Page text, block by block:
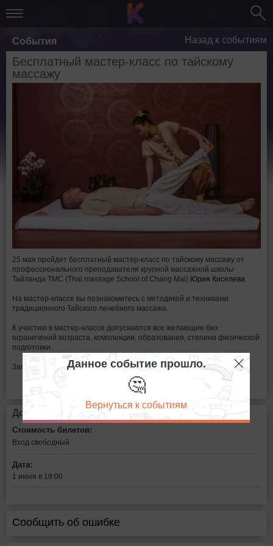
События Назад к событиям
Бесплатный мастер-класс по тайскому
массажу
25 мая пройдет бесплатный мастер-класс по тайскому массажу от
профессионального преподавателя крупной массажной школы
Тайланда ТМС (Thai massage School of Chang Mai) Юрия Киселева.
На мастер-классе вы познакомитесь с методикой и техниками
традиционного Тайского лечебного массажа.
К участию в мастер-классе допускаются все желающие без
ограничений возраста, комплекции, образования, степени физической
подготовки.
Запись: 249-57-28
Дополнительная информация
Стоимость билетов:
Вход свободный
Дата:
1 июня в 19:00
Сообщить об ошибке
Данное событие прошло.
🤔
Вернуться к событиям